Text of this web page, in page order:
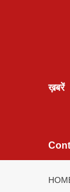
ख़बरें